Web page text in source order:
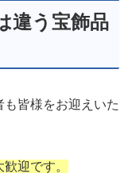
違う宝飾品
皆様をお迎えいた
迎です。